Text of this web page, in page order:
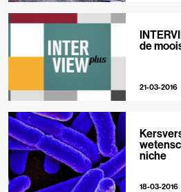
de
21-03-2016
niche
18-03-2016